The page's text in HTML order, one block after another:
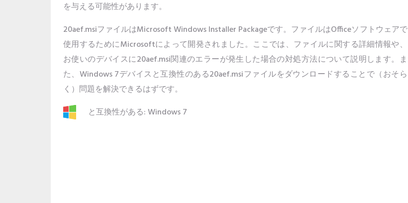
を与える可能性があります。
20aef.msiファイルはMicrosoft Windows Installer Packageです。ファイルはOfficeソフトウェアで
使用するためにMicrosoftによって開発されました。ここでは、ファイルに関する詳細情報や、
お使いのデバイスに20aef.msi関連のエラーが発生した場合の対処方法について説明します。ま
た、Windows 7デバイスと互換性のある20aef.msiファイルをダウンロードすることで（おそら
く）問題を解決できるはずです。
と互換性がある: Windows 7